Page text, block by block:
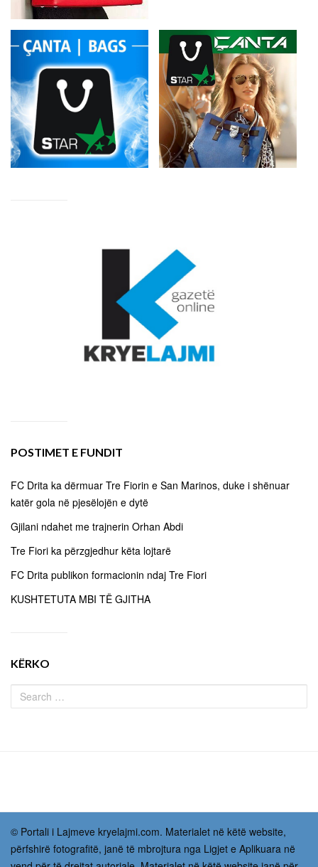
POSTIMET E FUNDIT
FC Drita ka dërmuar Tre Fiorin e San Marinos, duke i shënuar
katër gola në pjesëlojën e dytë
Gjilani ndahet me trajnerin Orhan Abdi
Tre Fiori ka përzgjedhur këta lojtarë
FC Drita publikon formacionin ndaj Tre Fiori
KUSHTETUTA MBI TË GJITHA
KËRKO
© Portali i Lajmeve kryelajmi.com. Materialet në këtë website,
përfshirë fotografitë, janë të mbrojtura nga Ligjet e Aplikuara në